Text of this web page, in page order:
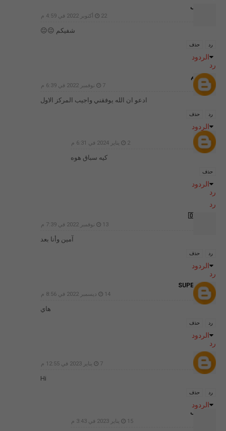
غير معرف
22 أكتوبر 2022 في 4:59 م
شفيكم 😐😐
رد حذف
الردود
رد
فن الرسم
7 نوفمبر 2022 في 6:39 م
ادعو ان الله يوفقني واجيب المركز الاول
رد حذف
الردود
حدهم
2 يناير 2024 في 6:31 م
كيه سباق هوه
حذف
الردود
رد
رد
13 نوفمبر 2022 في 7:39 م
آمين وأنا بعد
رد حذف
الردود
رد
SUPER HERO
14 ديسمبر 2022 في 8:56 م
هاي
رد حذف
الردود
رد
العلم
7 يناير 2023 في 12:55 م
Hi
رد حذف
الردود
غير معرف
15 يناير 2023 في 3:43 م